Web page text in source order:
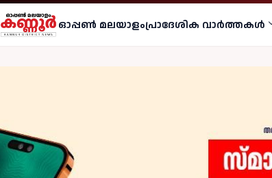
ഓപ്പണ്‍ മലയാളംപ്രാദേശിക വാര്‍ത്തകള്‍